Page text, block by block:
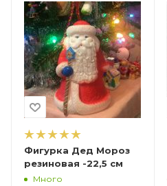
Фигурка Дед Мороз
резиновая -22,5 см
Много